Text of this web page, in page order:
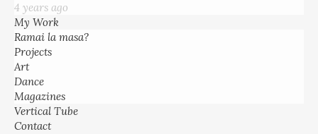
4 years ago
My Work
Ramai la masa?
Projects
Art
Dance
Magazines
Vertical Tube
Contact